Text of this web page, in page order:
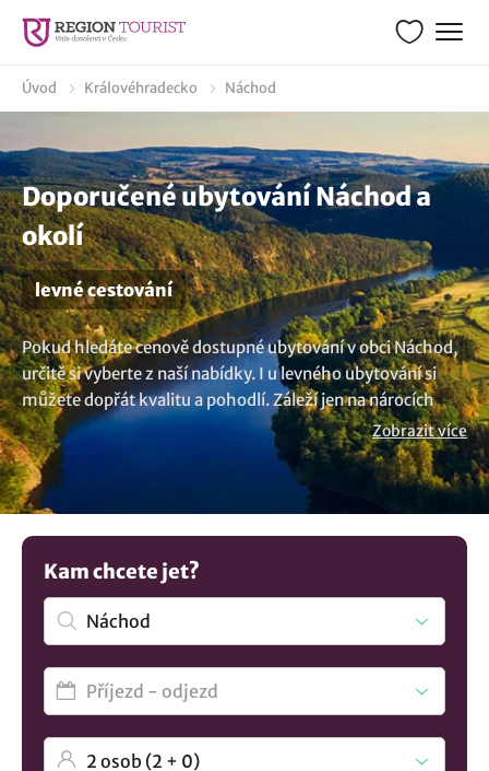
Úvod Královéhradecko Náchod
Doporučené ubytování Náchod a
okolí
levné cestování
Pokud hledáte cenově dostupné ubytování v obci Náchod,
určitě si vyberte z naší nabídky. I u levného ubytování si
můžete dopřát kvalitu a pohodlí. Záleží jen na nárocích
hosta. U nás můžete vybrat nejrůznější typy zařízení jako
jsou levné hotely, penziony, chaty, chalupy nebo
apartmány. Vytvořte si skvělé vzpomínky, aniž byste
museli utrácet příliš mnoho. Chcete vidět více nabídek?
Porozhlédněte se poubytování v lokalitě Náchod..
Zobrazit více
Kam chcete jet?